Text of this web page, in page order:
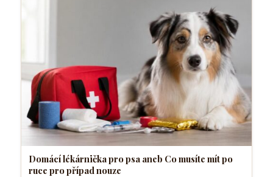
Domácí lékárnička pro psa aneb Co musíte mít po
ruce pro případ nouze